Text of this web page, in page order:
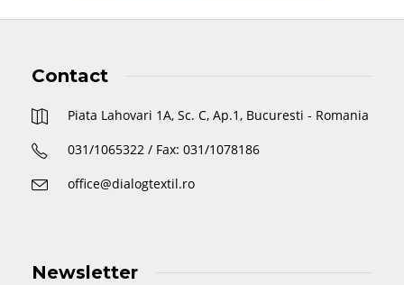
Contact
Piata Lahovari 1A, Sc. C, Ap.1, Bucuresti - Romania
031/1065322 / Fax: 031/1078186
office@dialogtextil.ro
Newsletter